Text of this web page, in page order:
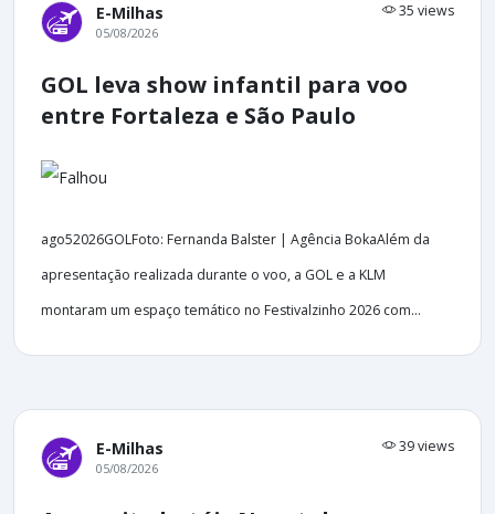
E-Milhas 35 views
05/08/2026
GOL leva show infantil para voo
entre Fortaleza e São Paulo
ago52026GOLFoto: Fernanda Balster | Agência BokaAlém da
apresentação realizada durante o voo, a GOL e a KLM
montaram um espaço temático no Festivalzinho 2026 com...
E-Milhas 39 views
05/08/2026